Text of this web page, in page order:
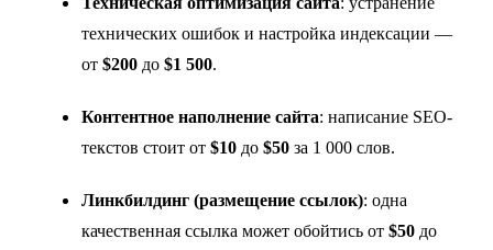
технических ошибок и настройка индексации —
от $200до $1 500.
Контентное наполнение сайта: написание SEO-
текстов стоит от $10до $50за 1 000 слов.
Линкбилдинг (размещение ссылок): одна
качественная ссылка может обойтись от $50до